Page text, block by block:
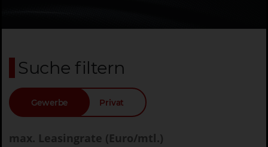
Suche filtern
Gewerbe Privat
max. Leasingrate (Euro/mtl.)